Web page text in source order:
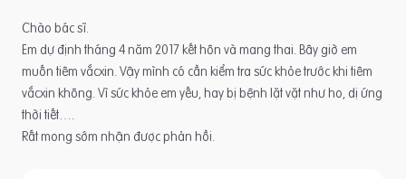
Chào bác sĩ.
Em dự định tháng 4 năm 2017 kết hôn và mang thai. Bây giờ em
muốn tiêm vắcxin. Vậy mình có cần kiểm tra sức khỏe trước khi tiêm
vắcxin không. Vì sức khỏe em yếu, hay bị bệnh lặt vặt như ho, dị ứng
thời tiết….
Rất mong sớm nhận được phản hồi.